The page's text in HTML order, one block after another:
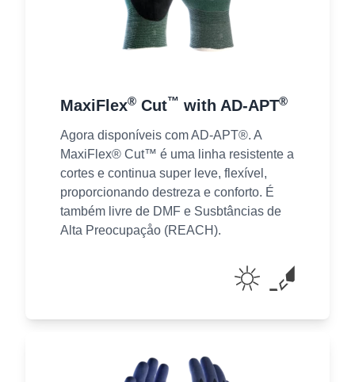
MaxiFlex® Cut™ with AD-APT®
Agora disponíveis com AD-APT®. A
MaxiFlex® Cut™ é uma linha resistente a
cortes e continua super leve, flexível,
proporcionando destreza e conforto. É
também livre de DMF e Susbtâncias de
Alta Preocupaçåo (REACH).